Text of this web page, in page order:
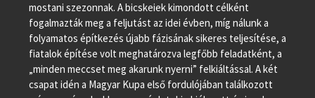
mostani szezonnak. A bicskeiek kimondott célként
fogalmazták meg a feljutást az idei évben, míg nálunk a
folyamatos építkezés újabb fázisának sikeres teljesítése, a
fiatalok építése volt meghatározva legfőbb feladatként, a
„minden meccset meg akarunk nyerni” felkiáltással. A két
csapat idén a Magyar Kupa első fordulójában találkozott